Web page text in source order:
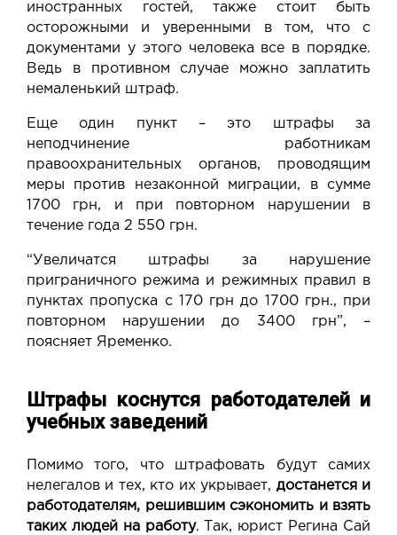
иностранных гостей, также стоит быть
осторожными и уверенными в том, что с
документами у этого человека все в порядке.
Ведь в противном случае можно заплатить
немаленький штраф.
Еще один пункт – это штрафы за
неподчинение работникам
правоохранительных органов, проводящим
меры против незаконной миграции, в сумме
1700 грн, и при повторном нарушении в
течение года 2 550 грн.
“Увеличатся штрафы за нарушение
приграничного режима и режимных правил в
пунктах пропуска с 170 грн до 1700 грн., при
повторном нарушении до 3400 грн”, –
поясняет Яременко.
Штрафы коснутся работодателей и
учебных заведений
Помимо того, что штрафовать будут самих
нелегалов и тех, кто их укрывает, достанется и
работодателям, решившим сэкономить и взять
таких людей на работу. Так, юрист Регина Сай